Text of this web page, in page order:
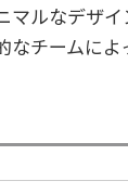
マルなデザ
なチームに